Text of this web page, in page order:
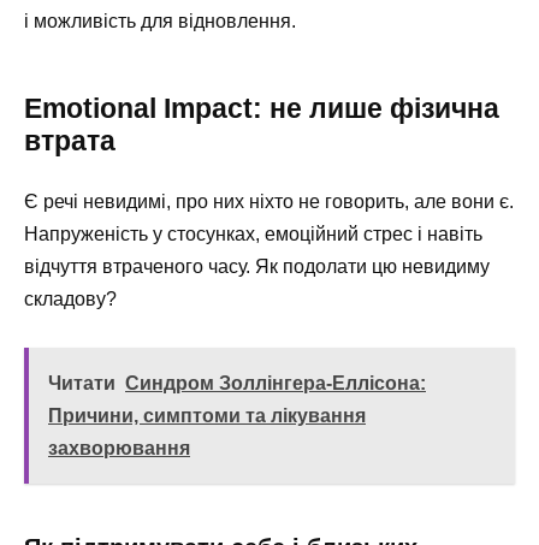
і можливість для відновлення.
Еmotional Impact: не лише фізична
втрата
Є речі невидимі, про них ніхто не говорить, але вони є.
Напруженість у стосунках, емоційний стрес і навіть
відчуття втраченого часу. Як подолати цю невидиму
складову?
Читати Синдром Золлінгера-Еллісона:
Причини, симптоми та лікування
захворювання